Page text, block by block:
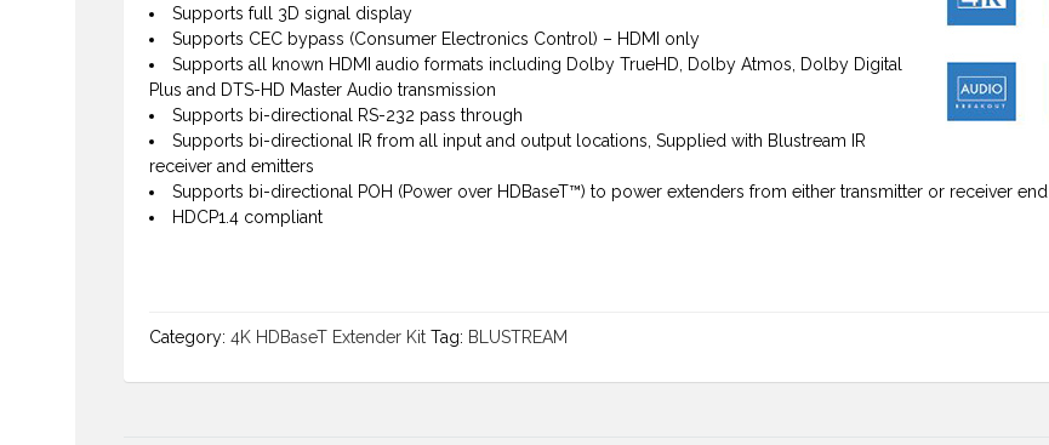
Supports full 3D signal display
Supports CEC bypass (Consumer Electronics Control) – HDMI only
Supports all known HDMI audio formats including Dolby TrueHD, Dolby Atmos, Dolby Digital
Plus and DTS-HD Master Audio transmission
Supports bi-directional RS-232 pass through
Supports bi-directional IR from all input and output locations, Supplied with Blustream IR
receiver and emitters
Supports bi-directional POH (Power over HDBaseT™) to power extenders from either transmitter or receiver end
HDCP1.4 compliant
Category: 4K HDBaseT Extender Kit Tag: BLUSTREAM